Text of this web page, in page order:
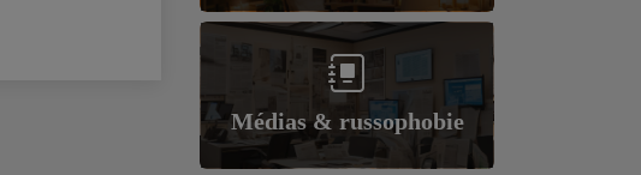
Médias & russophobie